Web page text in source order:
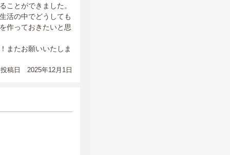
ことができました。
活の中でどうしても
作っておきたいと思
またお願いいたしま
稿日 2025年12月1日